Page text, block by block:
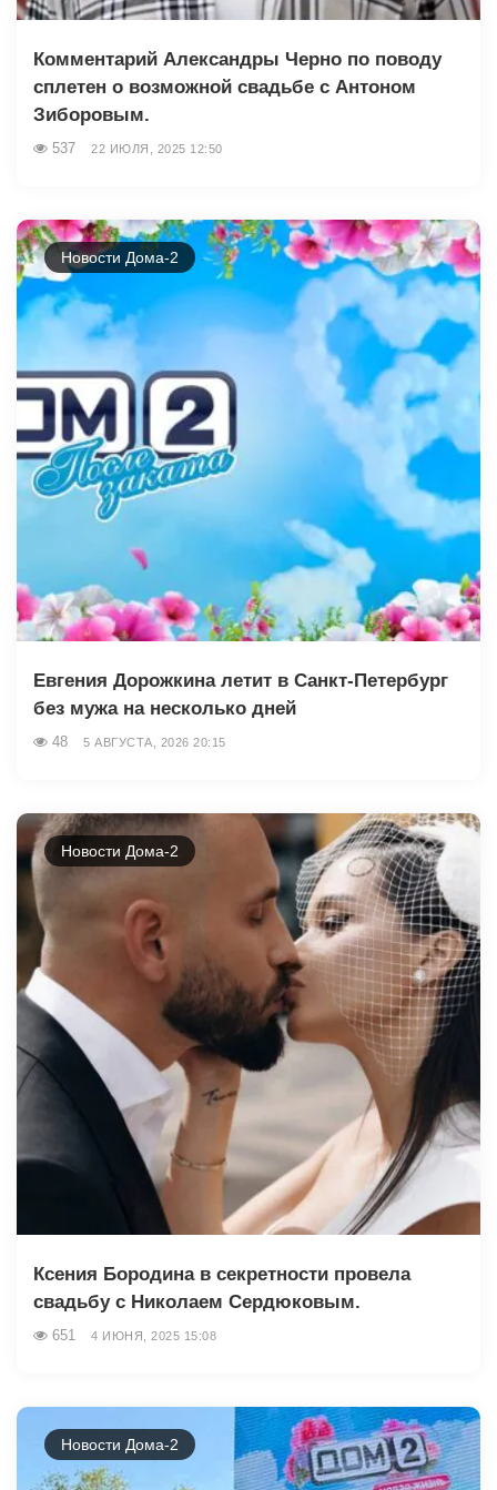
Комментарий Александры Черно по поводу
сплетен о возможной свадьбе с Антоном
Зиборовым.
537 22 ИЮЛЯ, 2025 12:50
Новости Дома-2
Евгения Дорожкина летит в Санкт-Петербург
без мужа на несколько дней
48 5 АВГУСТА, 2026 20:15
Новости Дома-2
Ксения Бородина в секретности провела
свадьбу с Николаем Сердюковым.
651 4 ИЮНЯ, 2025 15:08
Новости Дома-2